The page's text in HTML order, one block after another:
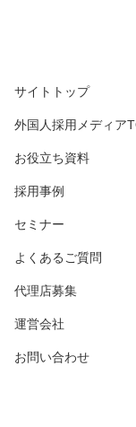
サイトトップ
外国人採用メディア
お役立ち資料
採用事例
セミナー
よくあるご質問
代理店募集
運営会社
お問い合わせ